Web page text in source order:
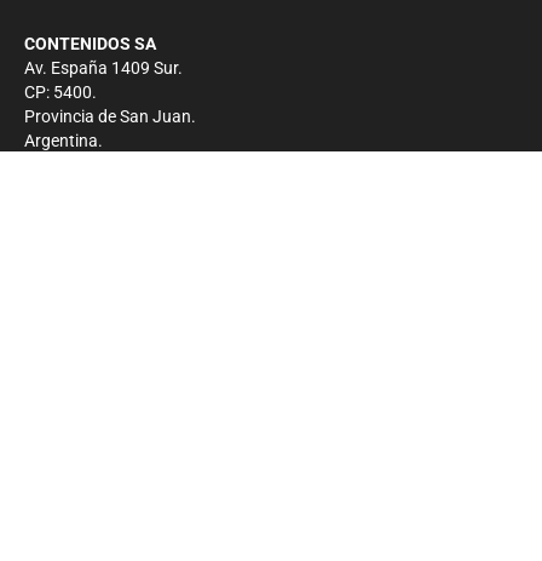
CONTENIDOS SA
Av. España 1409 Sur.
CP: 5400.
Provincia de San Juan.
Argentina.